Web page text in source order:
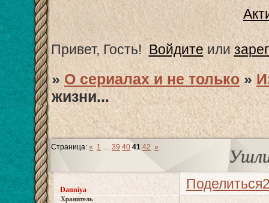
Привет, Гость! Войдитеили
»О сериалах и не только »
жизни...
Страница:« 1 … 39 40 41 42 »
Поделиться
Danniya
Хранитель